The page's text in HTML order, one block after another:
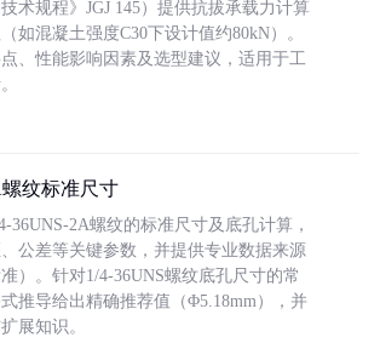
术规程》JGJ 145）提供抗拔承载力计算
如混凝土强度C30下设计值约80kN）。
、性能影响因素及选型建议，适用于工
螺纹标准尺寸
36UNS-2A螺纹的标准尺寸及底孔计算，
公差等关键参数，并提供专业数据来源
准）。针对1/4-36UNS螺纹底孔尺寸的常
推导给出精确推荐值（Φ5.18mm），并
展知识。